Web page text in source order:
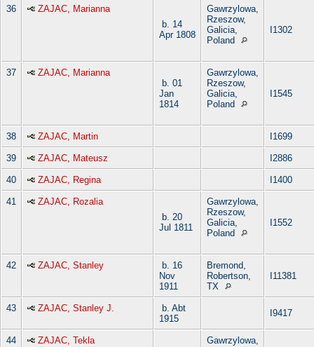
36
ZAJAC, Marianna
b. 14
Apr 1808
Gawrzylowa,
Rzeszow,
Galicia,
Poland
I1302
37
ZAJAC, Marianna
b. 01
Jan
1814
Gawrzylowa,
Rzeszow,
Galicia,
Poland
I1545
38 ZAJAC, Martin I1699
39 ZAJAC, Mateusz I2886
40 ZAJAC, Regina I1400
41
ZAJAC, Rozalia
b. 20
Jul 1811
Gawrzylowa,
Rzeszow,
Galicia,
Poland
I1552
42 ZAJAC, Stanley
b. 16
Nov
1911
Bremond,
Robertson,
TX
I11381
43 ZAJAC, Stanley J.
b. Abt
1915
I9417
44
ZAJAC, Tekla
Gawrzylowa,